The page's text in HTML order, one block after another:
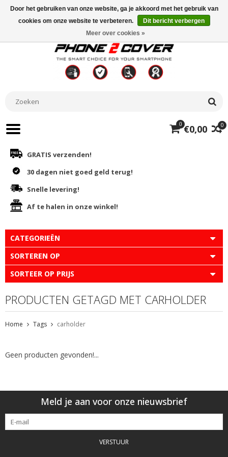
0
0 €0,00
GRATIS verzenden!
30 dagen niet goed geld terug!
Snelle levering!
Af te halen in onze winkel!
CATEGORIEËN
SORTEREN OP
SORTEER OP PRIJS
PRODUCTEN GETAGD MET CARHOLDER
Home Tags carholder
Geen producten gevonden!...
Meld je aan voor onze nieuwsbrief
VERSTUUR
Door het gebruiken van onze website, ga je akkoord met het gebruik van
cookies om onze website te verbeteren.
Dit bericht verbergen
Meer over cookies »